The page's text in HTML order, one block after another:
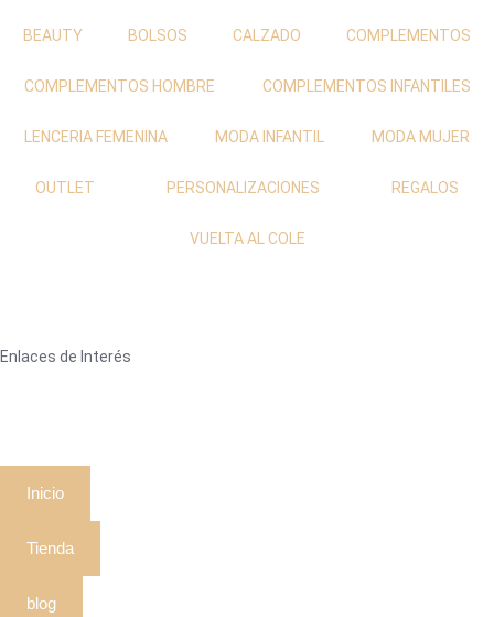
BEAUTY BOLSOS CALZADO COMPLEMENTOS
COMPLEMENTOS HOMBRE COMPLEMENTOS INFANTILES
LENCERIA FEMENINA MODA INFANTIL MODA MUJER
OUTLET PERSONALIZACIONES REGALOS
VUELTA AL COLE
Enlaces de Interés
Inicio
Tienda
blog